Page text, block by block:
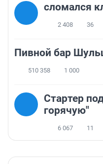
сломался
2 408 36
Пивной бар
510 358 1 000
Стартер
горячую"
6 067 11